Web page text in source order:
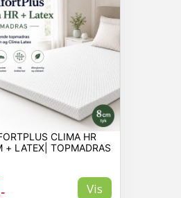
CLIMA HR
+ LATEX| TOPMADRAS
Vis